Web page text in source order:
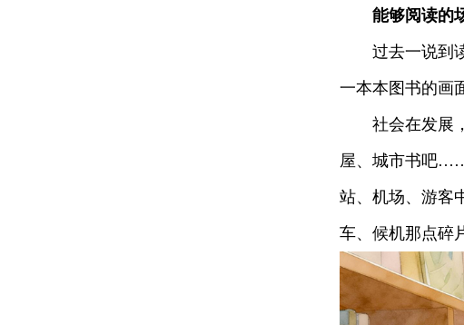
能够阅读的
过去一说到读
一本本图书的画
社会在发展，
屋、城市书吧
站、机场、游客
车、候机那点碎